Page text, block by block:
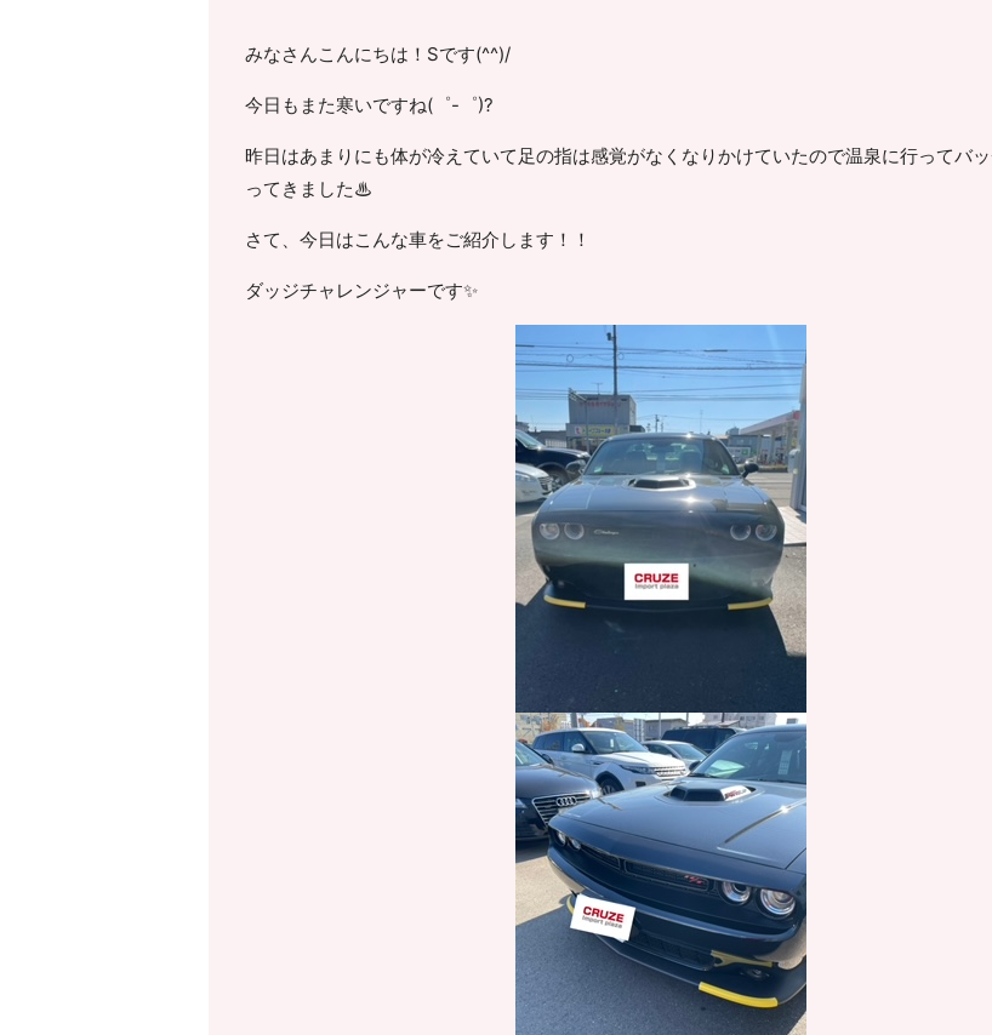
みなさんこんにちは！Sです(^^)/
今日もまた寒いですね(゜-゜)?
昨日はあまりにも体が冷えていて足の指は感覚がなくなりかけていたので温泉に行ってバ
ってきました♨
さて、今日はこんな車をご紹介します！！
ダッジチャレンジャーです✨